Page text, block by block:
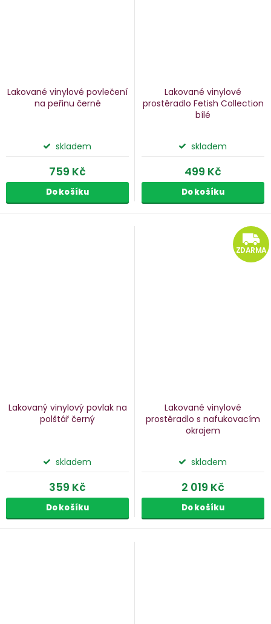
Lakované vinylové povlečení
na peřinu černé
skladem
759 Kč
Do košíku
Lakované vinylové
prostěradlo Fetish Collection
bílé
skladem
499 Kč
Do košíku
Lakovaný vinylový povlak na
polštář černý
skladem
359 Kč
Do košíku
ZDARMA
Lakované vinylové
prostěradlo s nafukovacím
okrajem
skladem
2 019 Kč
Do košíku